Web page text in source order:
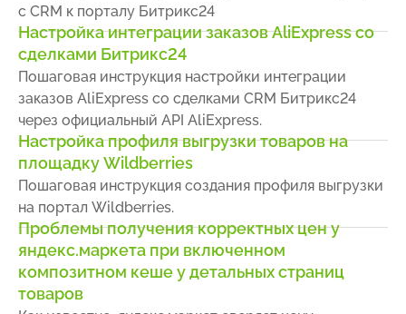
с CRM к порталу Битрикс24
Настройка интеграции заказов AliExpress со
сделками Битрикс24
Пошаговая инструкция настройки интеграции
заказов AliExpress со сделками CRM Битрикс24
через официальный API AliExpress.
Настройка профиля выгрузки товаров на
площадку Wildberries
Пошаговая инструкция создания профиля выгрузки
на портал Wildberries.
Проблемы получения корректных цен у
яндекс.маркета при включенном
композитном кеше у детальных страниц
товаров